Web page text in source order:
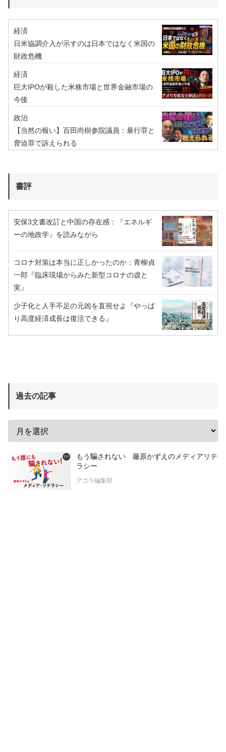
経済
日米協調介入が示すのは日本ではなく米国の
財政危機
経済
巨大IPOが殺した米株市場と世界金融市場の
今後
政治
【当然の報い】百田尚樹参院議員：暴行罪と
脅迫罪で訴えられる
書評
安保3文書改訂と中国の存在感：『エネルギ
ーの地政学』を読みながら
コロナ対策は本当に正しかったのか：青柳貞
一郎『臨床現場からみた新型コロナの虚と
実』
少子化と人手不足の元凶を直視せよ『やっぱ
り高度経済成長は復活できる』
過去の記事
もう騙されない 藤原かずえのメディアリテ
ラシー
アゴラ編集部